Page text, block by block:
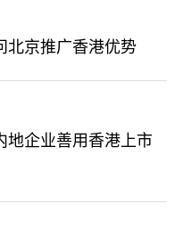
北京推广香港优势
企业善用香港上市